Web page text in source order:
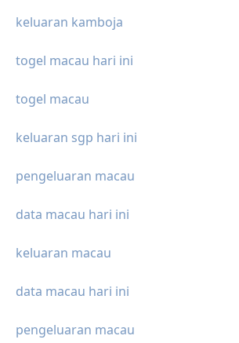
keluaran kamboja
togel macau hari ini
togel macau
keluaran sgp hari ini
pengeluaran macau
data macau hari ini
keluaran macau
data macau hari ini
pengeluaran macau